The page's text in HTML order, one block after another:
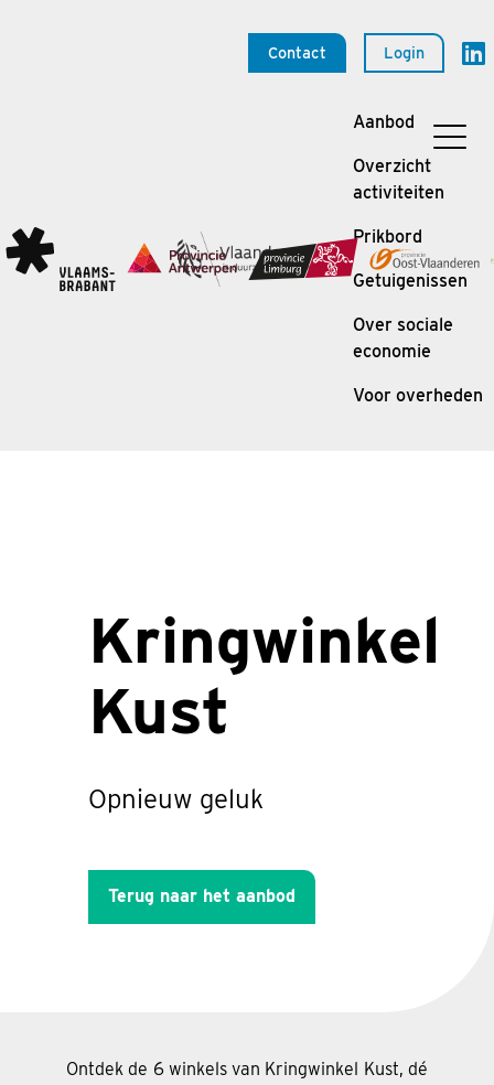
Contact Login
Aanbod
Overzicht
activiteiten
Prikbord
Getuigenissen
Over sociale
economie
Voor overheden
Kringwinkel
Kust
Opnieuw geluk
Terug naar het aanbod
Ontdek de 6 winkels van Kringwinkel Kust, dé